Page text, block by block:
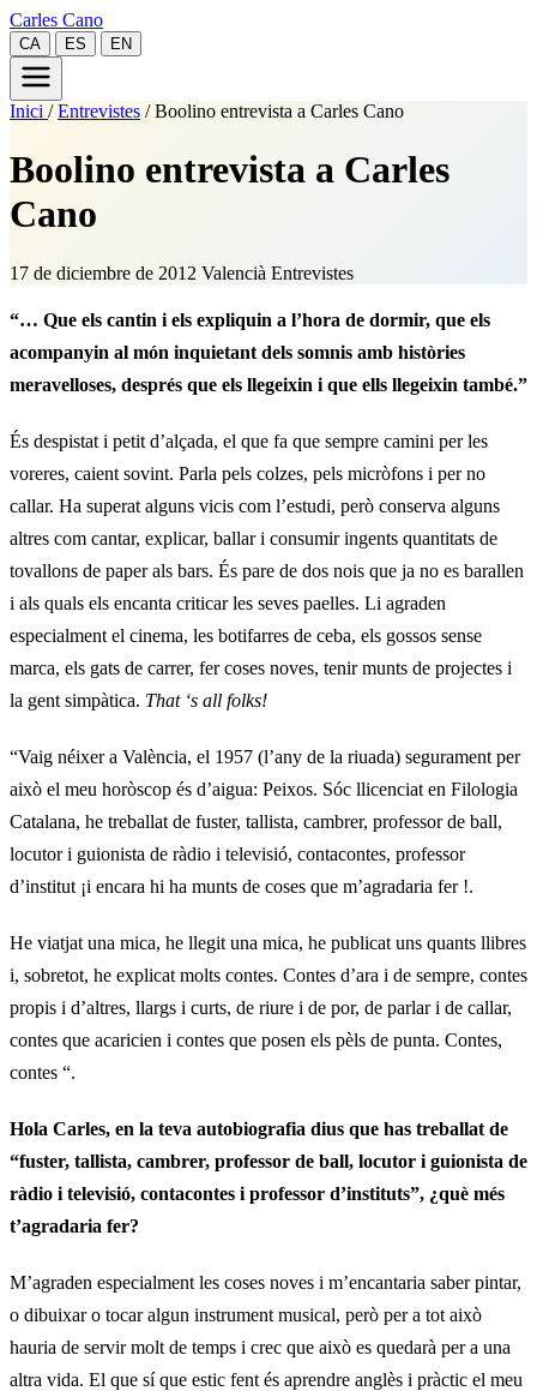
Carles Cano
CA ES EN
Inici / Entrevistes / Boolino entrevista a Carles Cano
Boolino entrevista a Carles
Cano
17 de diciembre de 2012 Valencià Entrevistes
“… Que els cantin i els expliquin a l’hora de dormir, que els
acompanyin al món inquietant dels somnis amb històries
meravelloses, després que els llegeixin i que ells llegeixin també.”
És despistat i petit d’alçada, el que fa que sempre camini per les
voreres, caient sovint. Parla pels colzes, pels micròfons i per no
callar. Ha superat alguns vicis com l’estudi, però conserva alguns
altres com cantar, explicar, ballar i consumir ingents quantitats de
tovallons de paper als bars. És pare de dos nois que ja no es barallen
i als quals els encanta criticar les seves paelles. Li agraden
especialment el cinema, les botifarres de ceba, els gossos sense
marca, els gats de carrer, fer coses noves, tenir munts de projectes i
la gent simpàtica. That ‘s all folks!
“Vaig néixer a València, el 1957 (l’any de la riuada) segurament per
això el meu horòscop és d’aigua: Peixos. Sóc llicenciat en Filologia
Catalana, he treballat de fuster, tallista, cambrer, professor de ball,
locutor i guionista de ràdio i televisió, contacontes, professor
d’institut ¡i encara hi ha munts de coses que m’agradaria fer !.
He viatjat una mica, he llegit una mica, he publicat uns quants llibres
i, sobretot, he explicat molts contes. Contes d’ara i de sempre, contes
propis i d’altres, llargs i curts, de riure i de por, de parlar i de callar,
contes que acaricien i contes que posen els pèls de punta. Contes,
contes “.
Hola Carles, en la teva autobiografia dius que has treballat de
“fuster, tallista, cambrer, professor de ball, locutor i guionista de
ràdio i televisió, contacontes i professor d’instituts”, ¿què més
t’agradaria fer?
M’agraden especialment les coses noves i m’encantaria saber pintar,
o dibuixar o tocar algun instrument musical, però per a tot això
hauria de servir molt de temps i crec que això es quedarà per a una
altra vida. El que sí que estic fent és aprendre anglès i pràctic el meu